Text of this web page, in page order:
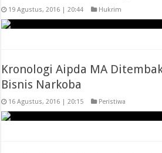
19 Agustus, 2016 | 20:44 Hukrim
Kronologi Aipda MA
Bisnis Narkoba
16 Agustus, 2016 | 20:15 Peristiwa